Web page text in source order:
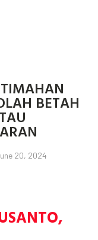
BETAH
20, 2024